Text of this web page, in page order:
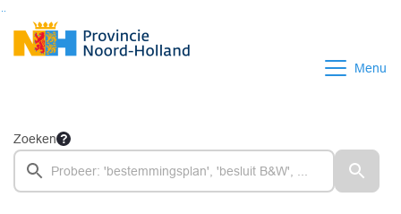
Ga naar de inhoud van deze pagina
Ga naar het zoeken
Ga naar het menu
Menu
Zoeken